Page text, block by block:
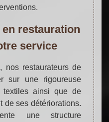
restauration
service
nos restaurateurs de
sur une rigoureuse
textiles ainsi que de
de ses détériorations.
une structure